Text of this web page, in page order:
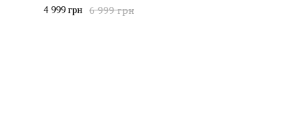
6 999 грн
4 999 грн